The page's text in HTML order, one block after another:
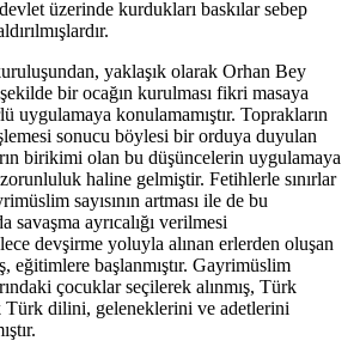
üzerinde kurdukları baskılar sebep
yaklaşık olarak Orhan Bey
bir ocağın kurulması fikri masaya
uygulamaya konulamamıştır. Toprakların
sonucu böylesi bir orduya duyulan
birikimi olan bu düşüncelerin uygulamaya
haline gelmiştir. Fetihlerle sınırlar
sayısının artması ile de bu
savaşma ayrıcalığı verilmesi
devşirme yoluyla alınan erlerden oluşan
eğitimlere başlanmıştır. Gayrimüslim
çocuklar seçilerek alınmış, Türk
Türk dilini, geleneklerini ve adetlerini